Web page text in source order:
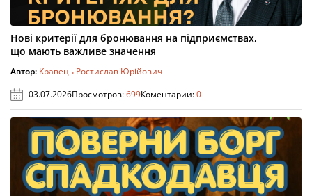
Нові критерії для бронювання на підприємствах,
що мають важливе значення
Автор: Кравець Ростислав Юрійович
03.07.2026Просмотров:699Коментарии:0